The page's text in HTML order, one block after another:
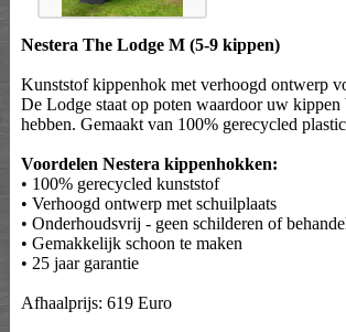
Nestera The Lodge M (5-9 kippen)
Kunststof kippenhok met verhoogd ontwerp
De Lodge staat op poten waardoor uw kippen
hebben. Gemaakt van 100% gerecycled
Voordelen Nestera kippenhokken:
• 100% gerecycled kunststof
• Verhoogd ontwerp met schuilplaats
• Onderhoudsvrij - geen schilderen of
• Gemakkelijk schoon te maken
• 25 jaar garantie
Afhaalprijs: 619 Euro